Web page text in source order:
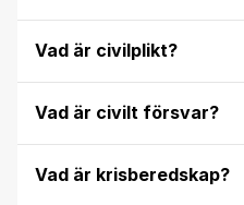
Vad är civilplikt?
Vad är civilt försvar?
Vad är krisberedskap?